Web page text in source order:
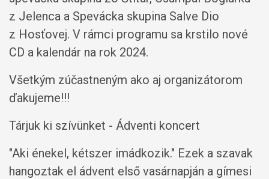
z Jelenca a Spevácka skupina Salve Dio
z Hosťovej. V rámci programu sa krstilo nové
CD a kalendár na rok 2024.
Všetkým zúčastneným ako aj organizátorom
ďakujeme!!!
Tárjuk ki szívünket - Ádventi koncert
"Aki énekel, kétszer imádkozik." Ezek a szavak
hangoztak el ádvent első vasárnapján a gímesi